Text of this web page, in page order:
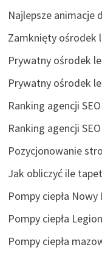
Najlepsze animacje
Zamknięty ośrodek
Prywatny ośrodek
Prywatny ośrodek
Ranking agencji
Ranking agencji
Pozycjonowanie
Jak obliczyć ile
Pompy ciepła
Pompy ciepła
Pompy ciepła